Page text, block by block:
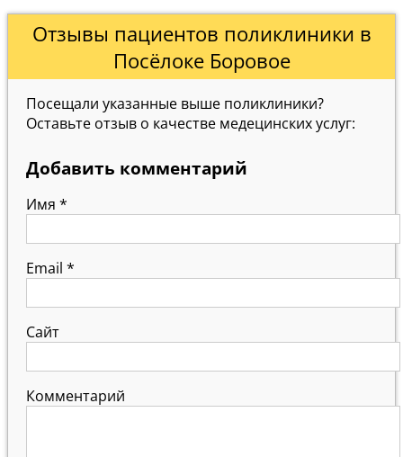
Отзывы пациентов поликлиники в
Посёлоке Боровое
Посещали указанные выше поликлиники?
Оставьте отзыв о качестве медецинских услуг:
Добавить комментарий
Имя *
Email *
Сайт
Комментарий